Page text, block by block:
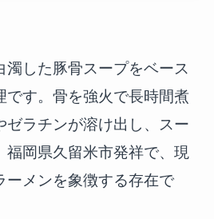
濁した豚骨スープをベース
です。骨を強火で長時間煮
ゼラチンが溶け出し、スー
福岡県久留米市発祥で、現
ーメンを象徴する存在で